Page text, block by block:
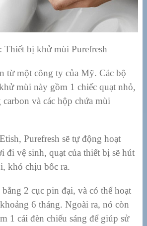
Thiết bị khử mùi Purefresh
từ một công ty của Mỹ. Các bộ
mùi này gồm 1 chiếc quạt nhỏ,
và các hộp chứa mùi
Purefresh sẽ tự động hoạt
đi vệ sinh, quạt của thiết bị sẽ hút
khó chịu bốc ra.
2 cục pin đại, và có thể hoạt
6 tháng. Ngoài ra, nó còn
1 cái đèn chiếu sáng để giúp sử